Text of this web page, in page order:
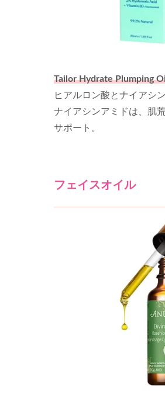
Tailor Hydrate Plumping
ヒアルロン酸とナイアシ
ナイアシンアミドは、肌
サポート。
フェイスオイル